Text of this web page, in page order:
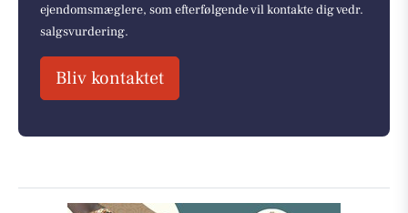
ejendomsmæglere, som efterfølgende vil kontakte dig vedr.
salgsvurdering.
Bliv kontaktet